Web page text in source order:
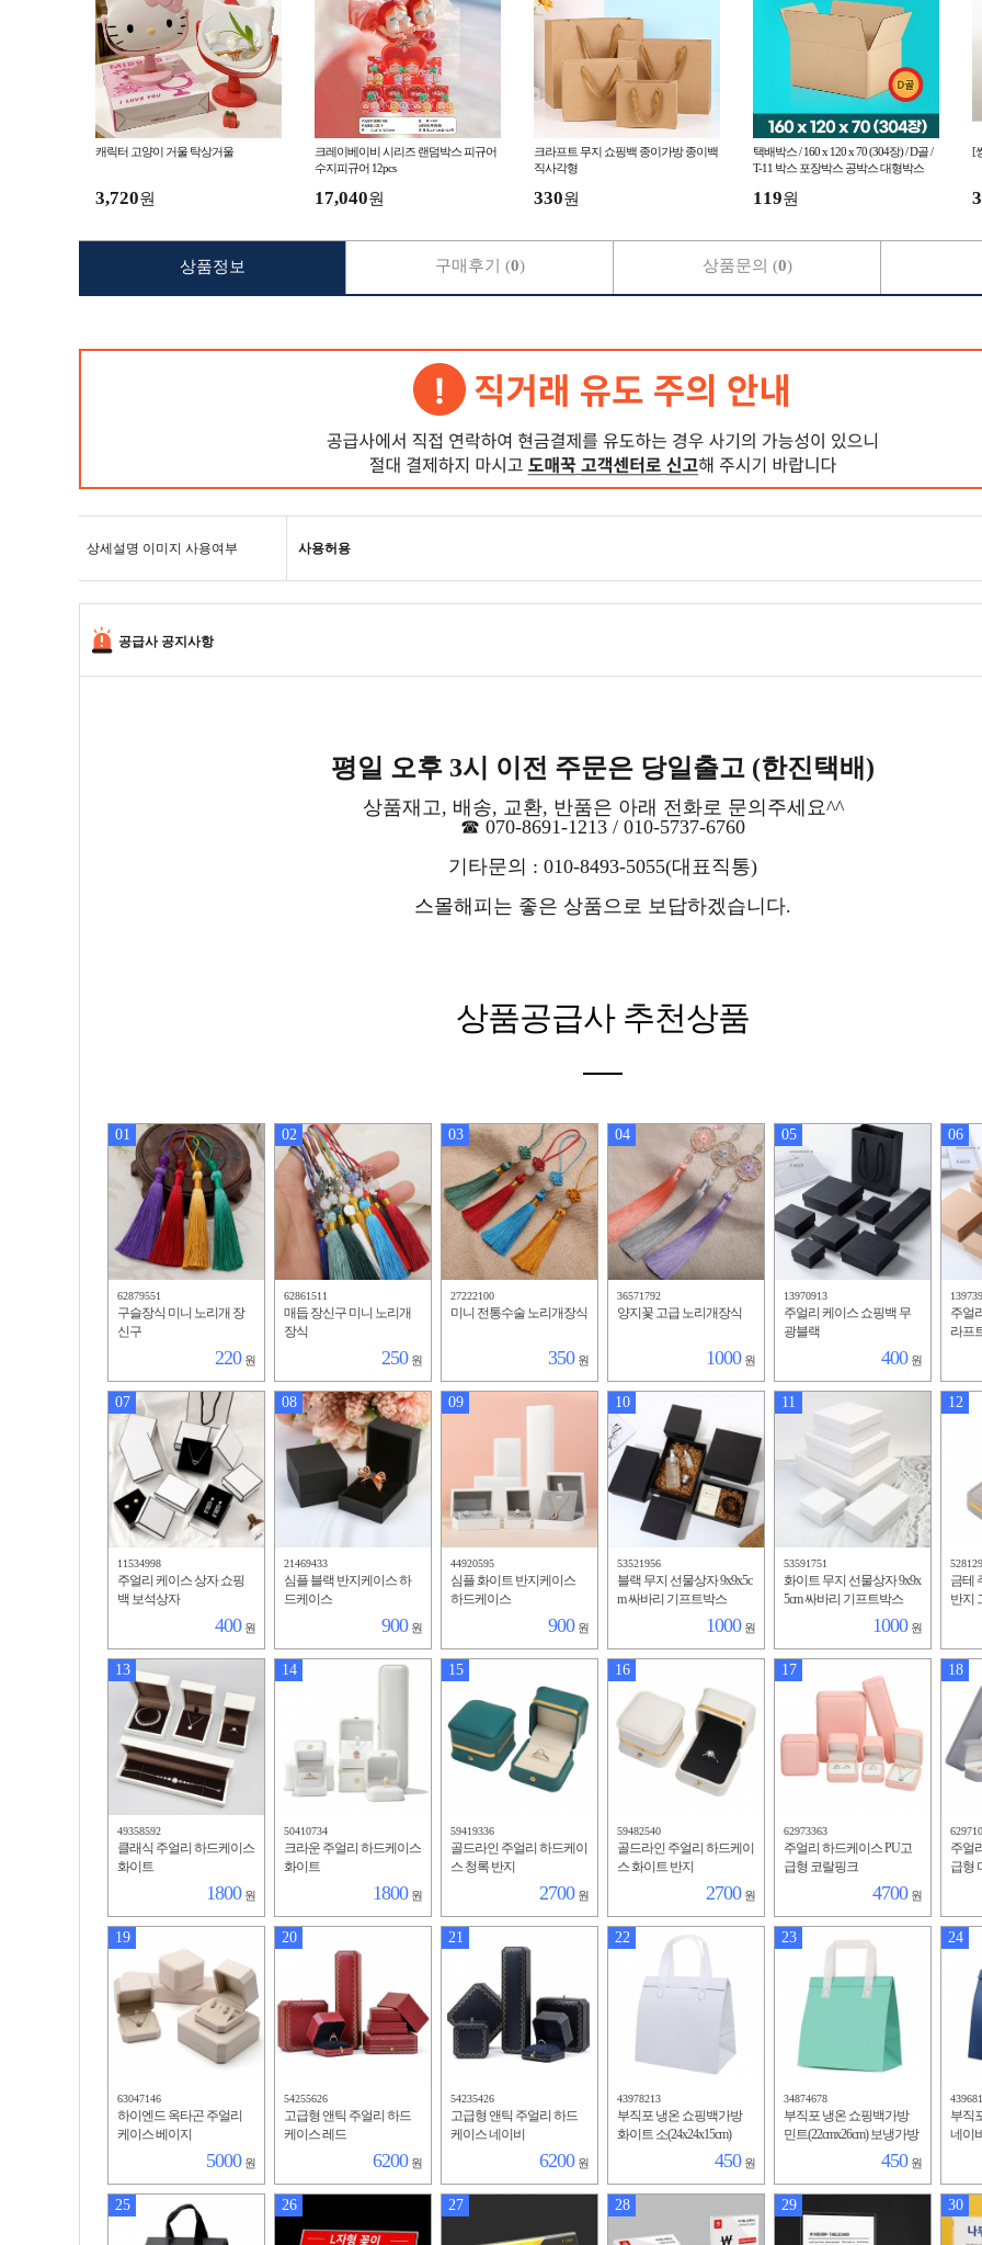
캐릭터 고양이 거울 탁상거울
3,720원
크레이베이비 시리즈 랜덤박스 피규어
수지피규어 12pcs
17,040원
크라프트 무지 쇼핑백 종이가방 종이백
직사각형
330원
택배박스 / 160 x 120 x 70 (304장) / D골 /
T-11 박스 포장박스 공박스 대형박스
119원
[
상세설명 이미지 사용여부 사용허용
공급사 공지사항
평일 오후 3시 이전 주문은 당일출고 (한진택배)
상품재고, 배송, 교환, 반품은 아래 전화로 문의주세요^^
☎ 070-8691-1213 / 010-5737-6760
기타문의 : 010-8493-5055(대표직통)
스몰해피는 좋은 상품으로 보답하겠습니다.
상품공급사 추천상품
01
62879551
구슬장식 미니 노리개 장
신구
220 원
02
62861511
매듭 장신구 미니 노리개
장식
250 원
03
27222100
미니 전통수술 노리개장식
350 원
04
36571792
양지꽃 고급 노리개장식
1000 원
05
13970913
주얼리 케이스 쇼핑백 무
광블랙
400 원
06
주얼
라프
07
11534998
주얼리 케이스 상자 쇼핑
백 보석상자
400 원
08
21469433
심플 블랙 반지케이스 하
드케이스
900 원
09
44920595
심플 화이트 반지케이스
하드케이스
900 원
10
53521956
블랙 무지 선물상자 9x9x5c
m 싸바리 기프트박스
1000 원
11
53591751
화이트 무지 선물상자 9x9x
5cm 싸바리 기프트박스
1000 원
12
금테
반지
13
49358592
클래식 주얼리 하드케이스
화이트
1800 원
14
50410734
크라운 주얼리 하드케이스
화이트
1800 원
15
59419336
골드라인 주얼리 하드케이
스 청록 반지
2700 원
16
59482540
골드라인 주얼리 하드케이
스 화이트 반지
2700 원
17
62973363
주얼리 하드케이스 PU고
급형 코랄핑크
4700 원
18
주얼
급형
19
63047146
하이엔드 옥타곤 주얼리
케이스 베이지
5000 원
20
54255626
고급형 앤틱 주얼리 하드
케이스 레드
6200 원
21
54235426
고급형 앤틱 주얼리 하드
케이스 네이비
6200 원
22
43978213
부직포 냉온 쇼핑백가방
화이트 소(24x24x15cm)
450 원
23
34874678
부직포 냉온 쇼핑백가방
민트(22cmx26cm) 보냉가방
450 원
24
부직
네이
25 26 27 28 29 30
상품정보 구매후기 (0) 상품문의 (0)